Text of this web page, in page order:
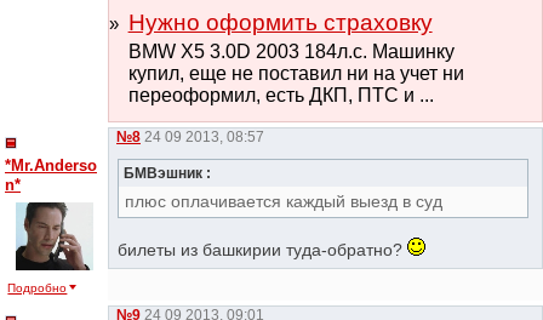
Нужно оформить страховку
BMW X5 3.0D 2003 184л.с. Машинку
купил, еще не поставил ни на учет ни
переоформил, есть ДКП, ПТС и ...
*Mr.Anderso
n*
Подробно
№8 24 09 2013, 08:57
БМВэшник :
плюс оплачивается каждый выезд в суд
билеты из башкирии туда-обратно?
№9 24 09 2013, 09:01